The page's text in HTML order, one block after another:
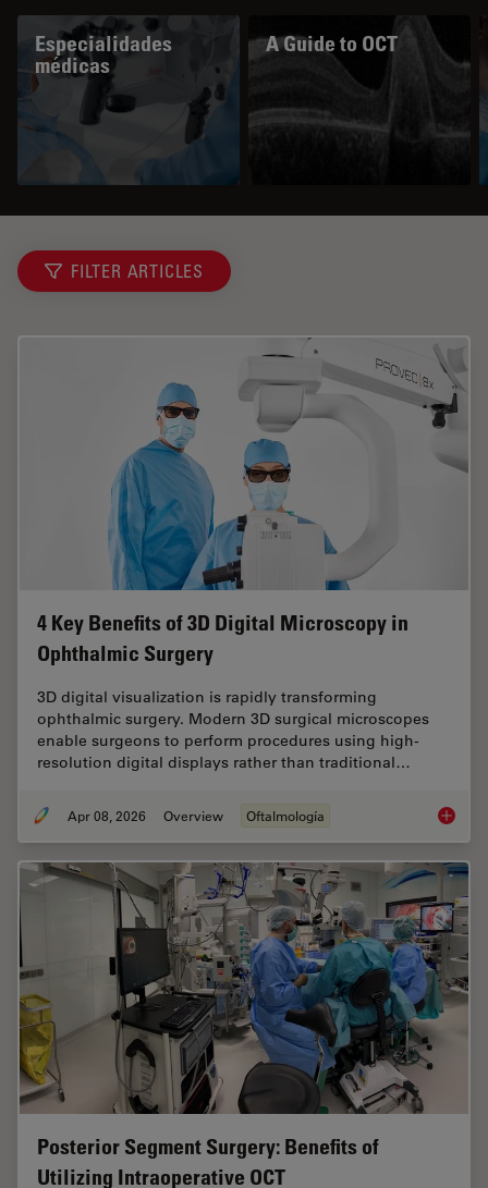
Especialidades
médicas
A Guide to OCT
FILTER ARTICLES
4 Key Benefits of 3D Digital Microscopy in
Ophthalmic Surgery
3D digital visualization is rapidly transforming
ophthalmic surgery. Modern 3D surgical microscopes
enable surgeons to perform procedures using high-
resolution digital displays rather than traditional…
Apr 08, 2026 Overview Oftalmología 4 Key
Posterior Segment Surgery: Benefits of
Utilizing Intraoperative OCT